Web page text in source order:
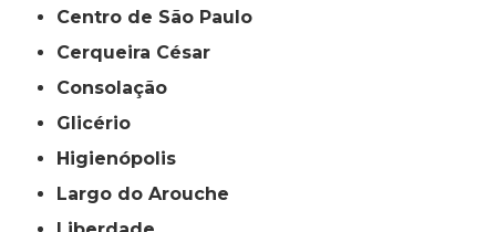
Centro de São Paulo
Cerqueira César
Consolação
Glicério
Higienópolis
Largo do Arouche